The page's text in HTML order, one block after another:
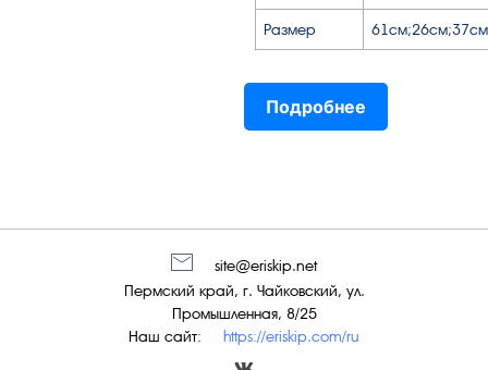
Размер 61см;26см;37см
Подробнее
Наш сайт: https://eriskip.com/ru
Пермский край, г. Чайковский, ул.
Промышленная, 8/25
site@eriskip.net